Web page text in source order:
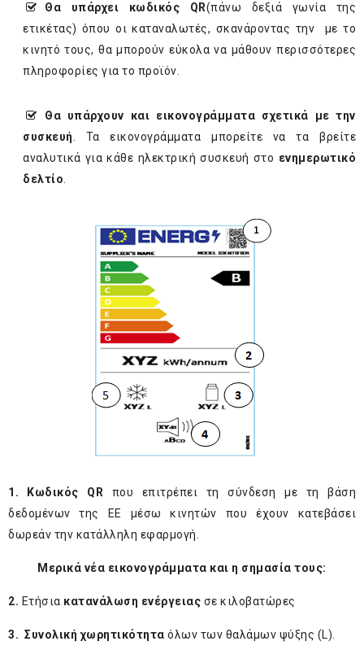
Θα υπάρχει κωδικός QR(πάνω δεξιά γωνία της
ετικέτας) όπου οι καταναλωτές, σκανάροντας την με το
κινητό τους, θα μπορούν εύκολα να μάθουν περισσότερες
πληροφορίες για το προϊόν.
Θα υπάρχουν και εικονογράμματα σχετικά με την
συσκευή. Τα εικονογράμματα μπορείτε να τα βρείτε
αναλυτικά για κάθε ηλεκτρική συσκευή στο ενημερωτικό
δελτίο.
1. Kωδικός QR που επιτρέπει τη σύνδεση με τη βάση
δεδομένων της ΕΕ μέσω κινητών που έχουν κατεβάσει
δωρεάν την κατάλληλη εφαρμογή.
Μερικά νέα εικονογράμματα και η σημασία τους:
2. Ετήσια κατανάλωση ενέργειας σε κιλοβατώρες
3. Συνολική χωρητικότητα όλων των θαλάμων ψύξης (L).